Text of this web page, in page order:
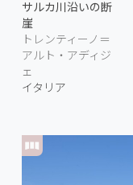
サルカ川沿いの断
崖
トレンティーノ＝
アルト・アディジ
ェ
イタリア